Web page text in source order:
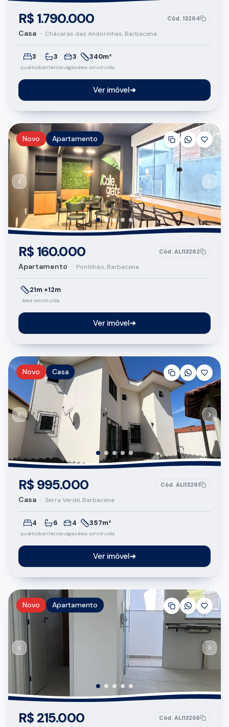
R$ 1.790.000 Cód. 13264
Casa • Chácaras das Andorinhas, Barbacena
3
quartos
3
banheiros
3
vagas
340m²
área construída
Ver imóvel➔
Novo Apartamento
R$ 160.000 Cód. ALI13262
Apartamento • Pontilhão, Barbacena
21m +12m
área construída
Ver imóvel➔
Novo Casa
R$ 995.000 Cód. ALI13261
Casa • Serra Verde, Barbacena
4
quartos
6
banheiros
4
vagas
357m²
área construída
Ver imóvel➔
Novo Apartamento
R$ 215.000 Cód. ALI13256